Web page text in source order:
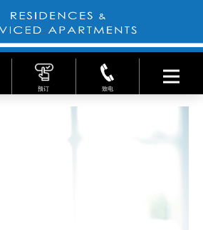
预订 致电